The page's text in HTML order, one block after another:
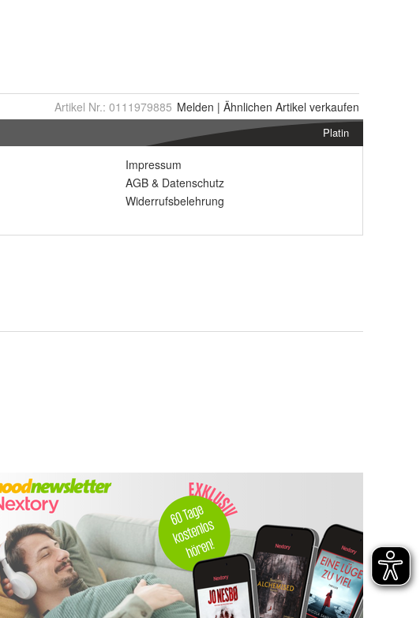
Artikel Nr.: 0111979885 Melden | Ähnlichen Artikel verkaufen
Platin
Impressum
AGB & Datenschutz
Widerrufsbelehrung